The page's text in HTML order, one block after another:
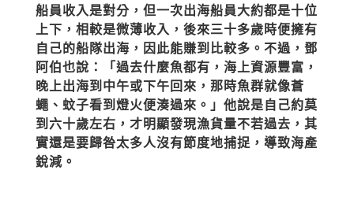
船員收入是對分，但一次出海船員大約都是十位
上下，相較是微薄收入，後來三十多歲時便擁有
自己的船隊出海，因此能賺到比較多。不過，鄧
阿伯也說：「過去什麼魚都有，海上資源豐富，
晚上出海到中午或下午回來，那時魚群就像蒼
蠅、蚊子看到燈火便湊過來。」他說是自己約莫
到六十歲左右，才明顯發現漁貨量不若過去，其
實還是要歸咎太多人沒有節度地捕捉，導致海產
銳減。